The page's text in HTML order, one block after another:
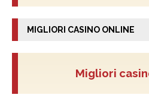
MIGLIORI CASINO ONLINE
Migliori